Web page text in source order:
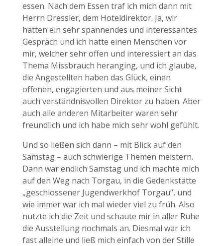
essen. Nach dem Essen traf ich mich dann mit
Herrn Dressler, dem Hoteldirektor. Ja, wir
hatten ein sehr spannendes und interessantes
Gespräch und ich hatte einen Menschen vor
mir, welcher sehr offen und interessiert an das
Thema Missbrauch heranging, und ich glaube,
die Angestellten haben das Glück, einen
offenen, engagierten und aus meiner Sicht
auch verständnisvollen Direktor zu haben. Aber
auch alle anderen Mitarbeiter waren sehr
freundlich und ich habe mich sehr wohl gefühlt.
Und so ließen sich dann – mit Blick auf den
Samstag – auch schwierige Themen meistern.
Dann war endlich Samstag und ich machte mich
auf den Weg nach Torgau, in die Gedenkstätte
„geschlossener Jugendwerkhof Torgau“, und
wie immer war ich mal wieder viel zu früh. Also
nutzte ich die Zeit und schaute mir in aller Ruhe
die Ausstellung nochmals an. Diesmal war ich
fast alleine und ließ mich einfach von der Stille